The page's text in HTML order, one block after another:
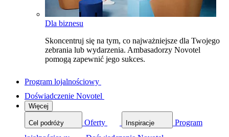
Dla biznesu
Skoncentruj się na tym, co najważniejsze dla Twojego
zebrania lub wydarzenia. Ambasadorzy Novotel
pomogą zapewnić jego sukces.
Program lojalnościowy
Doświadczenie Novotel
Więcej
Cel podróży Oferty Inspiracje
Program